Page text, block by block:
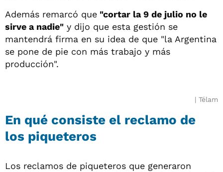
Además remarcó que "cortar la 9 de julio no le
sirve a nadie" y dijo que esta gestión se
mantendrá firma en su idea de que "la Argentina
se pone de pie con más trabajo y más
producción".
Télam
En qué consiste el reclamo de
los piqueteros
Los reclamos de piqueteros que generaron